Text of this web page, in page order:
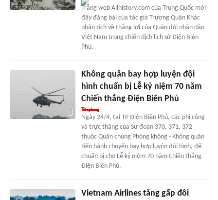
Trang web Allhistory.com của Trung Quốc mới
đây đăng bài của tác giả Trương Quân Khác
phân tích về thắng lợi của Quân đội nhân dân
Việt Nam trong chiến dịch lịch sử Điện Biên
Phủ.
Không quân bay hợp luyện đội
hình chuẩn bị Lễ kỷ niệm 70 năm
Chiến thắng Điện Biên Phủ
Ngày 24/4, tại TP Điện Biên Phủ, các phi công
và trực thăng của Sư đoàn 370, 371, 372
thuộc Quân chủng Phòng không - Không quân
tiến hành chuyến bay hợp luyện đội hình, để
chuẩn bị cho Lễ kỷ niệm 70 năm Chiến thắng
Điện Biên Phủ.
Vietnam Airlines tăng gấp đôi